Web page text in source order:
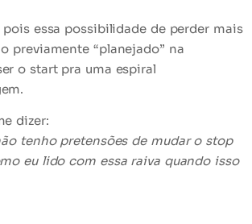
pois essa possibilidade de perder mais
previamente “planejado” na
o start pra uma espiral
.
dizer:
tenho pretensões de mudar o stop
eu lido com essa raiva quando isso